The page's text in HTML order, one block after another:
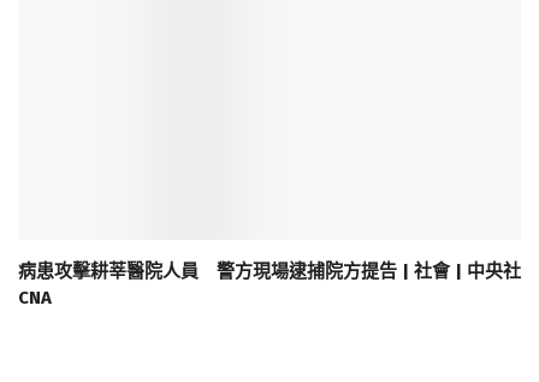
病患攻擊耕莘醫院人員 警方現場逮捕院方提告 | 社會 | 中央社
CNA